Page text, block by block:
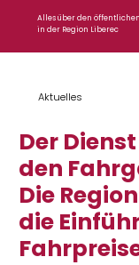
Alles über den
in der Region Liberec
Aktuelles
Der
den
Die
die